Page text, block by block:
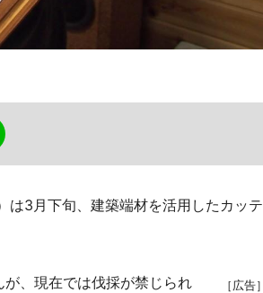
は3月下旬、建築端材を活用したカッテ
［広告］
、現在では伐採が禁じられ